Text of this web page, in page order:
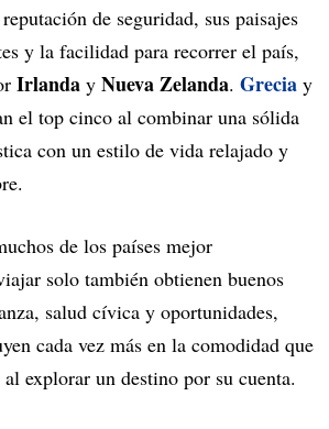
de seguridad, sus paisajes
y la facilidad para recorrer el país,
Irlanda y Nueva Zelanda. Grecia y
el top cinco al combinar una sólida
con un estilo de vida relajado y
de los países mejor
solo también obtienen buenos
salud cívica y oportunidades,
cada vez más en la comodidad que
explorar un destino por su cuenta.